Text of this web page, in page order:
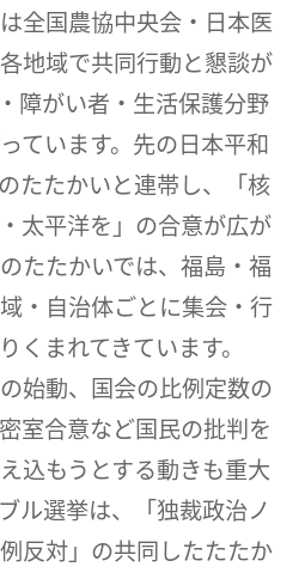
全国農協中央会・日本医
地域で共同行動と懇談が
障がい者・生活保護分野
ています。先の日本平和
たたかいと連帯し、「核
太平洋を」の合意が広が
たたかいでは、福島・福
・自治体ごとに集会・行
くまれてきています。
始動、国会の比例定数の
室合意など国民の批判を
込もうとする動きも重大
ル選挙は、「独裁政治ノ
反対」の共同したたたか